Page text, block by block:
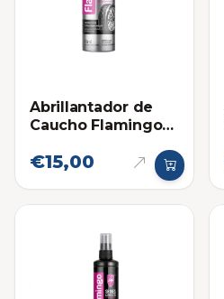
Abrillantador de
Caucho Flamingo
€15,00